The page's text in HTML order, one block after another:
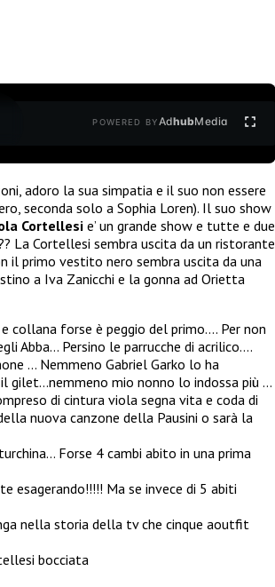
POWERED BYAdhubMedia
adoro la sua simpatia e il suo non essere
seconda solo a Sophia Loren). Il suo show
Cortellesie’ un grande show e tutte e due
La Cortellesi sembra uscita da un ristorante
il primo vestito nero sembra uscita da una
a Iva Zanicchi e la gonna ad Orietta
collana forse è peggio del primo…. Per non
Abba… Persino le parrucche di acrilico….
… Nemmeno Gabriel Garko lo ha
il gilet…nemmeno mio nonno lo indossa più …
di cintura viola segna vita e coda di
nuova canzone della Pausini o sarà la
Forse 4 cambi abito in una prima
esagerando!!!!! Ma se invece di 5 abiti
nella storia della tv che cinque aoutfit
bocciata